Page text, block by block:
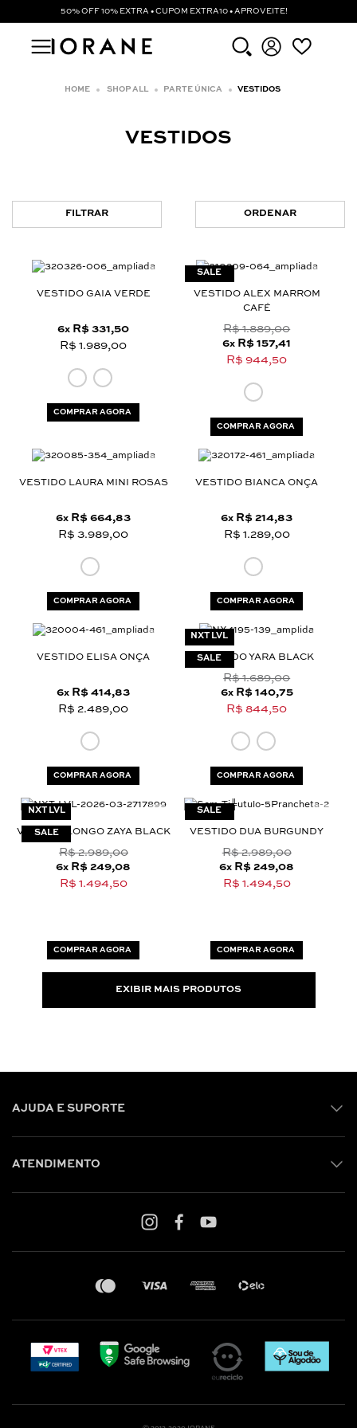
50% OFF 10% EXTRA • CUPOM EXTRA10 • APROVEITE!
SHOP ALL PARTE ÚNICA VESTIDOS
VESTIDOS
FILTRAR ORDENAR
VESTIDO GAIA VERDE
6x R$ 331,50
R$ 1.989,00
COMPRAR AGORA
VESTIDO ALEX MARROM
CAFÉ
R$ 1.889,00
6x R$ 157,41
R$ 944,50
COMPRAR AGORA
VESTIDO LAURA MINI ROSAS
6x R$ 664,83
R$ 3.989,00
COMPRAR AGORA
VESTIDO BIANCA ONÇA
6x R$ 214,83
R$ 1.289,00
COMPRAR AGORA
VESTIDO ELISA ONÇA
6x R$ 414,83
R$ 2.489,00
COMPRAR AGORA
NXT LVL
VESTIDO YARA BLACK
R$ 1.689,00
6x R$ 140,75
R$ 844,50
COMPRAR AGORA
NXT LVL
VESTIDO LONGO ZAYA BLACK
R$ 2.989,00
6x R$ 249,08
R$ 1.494,50
COMPRAR AGORA
VESTIDO DUA BURGUNDY
R$ 2.989,00
6x R$ 249,08
R$ 1.494,50
COMPRAR AGORA
EXIBIR MAIS PRODUTOS
AJUDA E SUPORTE
ATENDIMENTO
Whatsapp: (31) 97219-6604
Nossas Lojas